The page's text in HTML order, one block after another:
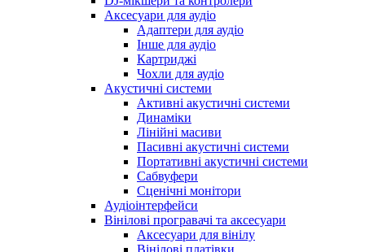
Аксесуари для аудіо
Адаптери для аудіо
Інше для аудіо
Картриджі
Чохли для аудіо
Акустичні системи
Активні акустичні системи
Динаміки
Лінійні масиви
Пасивні акустичні системи
Портативні акустичні системи
Сабвуфери
Сценічні монітори
Аудіоінтерфейси
Вінілові програвачі та аксесуари
Аксесуари для вінілу
Вінілові платівки